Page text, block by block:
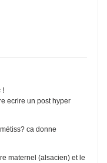
!
ecrire un post hyper
ca donne
maternel (alsacien) et le